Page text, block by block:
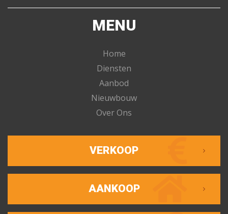
MENU
Home
Diensten
Aanbod
Nieuwbouw
Over Ons
VERKOOP
AANKOOP